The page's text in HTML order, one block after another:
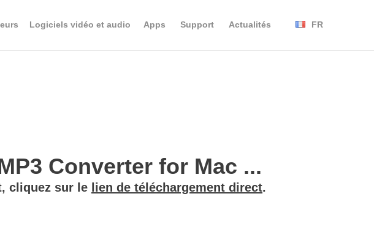
Logiciels vidéo et audio Apps Support Actualités FR
Converter for Mac ...
cliquez sur le lien de téléchargement direct.